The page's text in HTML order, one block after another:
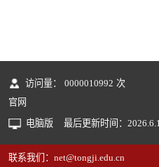
访问量： 0000010992 次
官网
电脑版
最后更新时间： 2026 6
联系我们：net@tongji.edu.cn